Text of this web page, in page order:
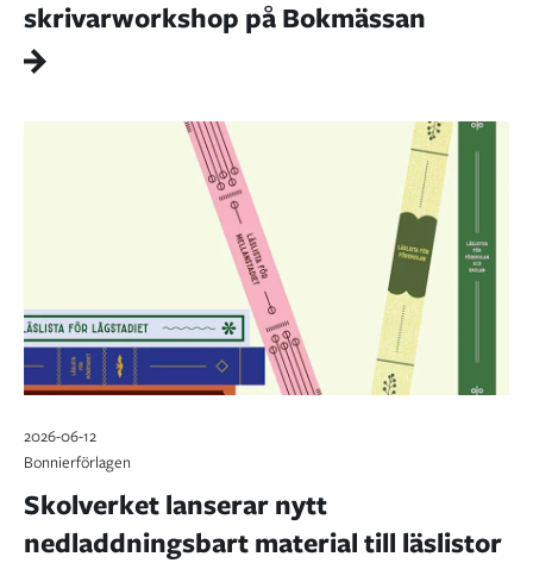
skrivarworkshop på Bokmässan
2026-06-12
Bonnierförlagen
Skolverket lanserar nytt
nedladdningsbart material till läslistor